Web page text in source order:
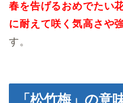
春を告げるおめでたい
に耐えて咲く気高さや
す。
「松竹梅」の意